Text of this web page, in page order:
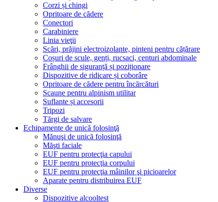
Corzi și chingi
Opritoare de cădere
Conectori
Carabiniere
Linia vieţii
Scări, prăjini electroizolante, pinteni pentru cățărare
Coșuri de scule, genți, rucsaci, centuri abdominale
Frânghii de siguranță și poziționare
Dispozitive de ridicare și coborâre
Opritoare de cădere pentru încărcături
Scaune pentru alpinism utilitar
Suflante și accesorii
Tripozi
Tărgi de salvare
Echipamente de unică folosinţă
Mănuşi de unică folosinţă
Măşti faciale
EUF pentru protecţia capului
EUF pentru protecţia corpului
EUF pentru protecţia mâinilor şi picioarelor
Aparate pentru distribuirea EUF
Diverse
Dispozitive alcooltest